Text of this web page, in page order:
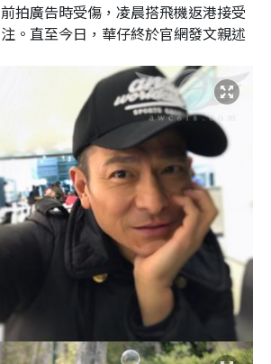
拍廣告時受傷，凌晨搭飛機返港接受
。直至今日，華仔終於官網發文親述